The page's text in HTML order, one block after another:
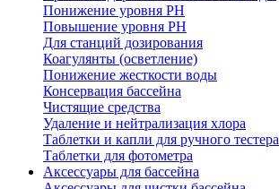
Понижение уровня РН
Повышение уровня РН
Для станций дозирования
Коагулянты (осветление)
Понижение жесткости воды
Консервация бассейна
Чистящие средства
Удаление и нейтрализация хлора
Таблетки и капли для ручного тестера
Таблетки для фотометра
Аксессуары для бассейна